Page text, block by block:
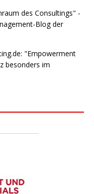
des Consultings" -
Blog der
"Empowerment
besonders im